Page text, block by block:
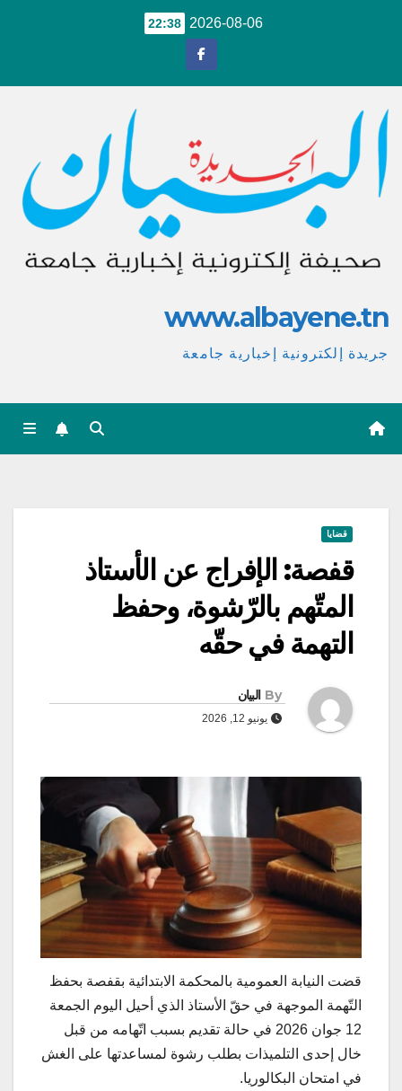
2026-08-06
22:38
www.albayene.tn
جريدة إلكترونية إخبارية جامعة
قضايا
قفصة: الإفراج عن الأستاذ
المتّهم بالرّشوة، وحفظ
التهمة في حقّه
By البيان
يونيو 12, 2026
قضت النيابة العمومية بالمحكمة الابتدائية بقفصة بحفظ
التّهمة الموجهة في حقّ الأستاذ الذي أحيل اليوم الجمعة
12 جوان 2026 في حالة تقديم بسبب اتّهامه من قبل
خال إحدى التلميذات بطلب رشوة لمساعدتها على الغش
في امتحان البكالوريا.